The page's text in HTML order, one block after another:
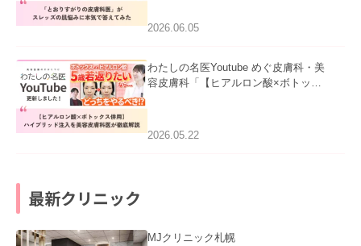
2026.06.05
わたしの名医Youtube めぐ皮膚科・美
容皮膚科「【ヒアルロン酸×ボトック
た。
2026.05.22
最新クリニック
MJクリニック札幌